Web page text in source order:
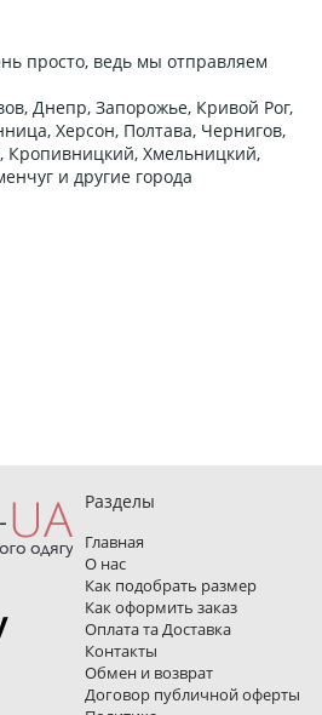
просто, ведь мы отправляем
Днепр, Запорожье, Кривой Рог,
Херсон, Полтава, Чернигов,
Хмельницкий,
и другие города
Разделы
Главная
О нас
Как подобрать размер
Как оформить заказ
Оплата та Доставка
Контакты
Обмен и возврат
Договор публичной оферты